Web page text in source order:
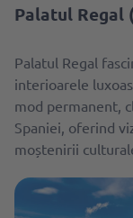
Palatul Regal
Palatul Regal
interioarele
mod permanent,
Spaniei, oferind
moștenirii